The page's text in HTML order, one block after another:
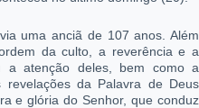
uma anciã de 107 anos. Além
da culto, a reverência e a
a atenção deles, bem como a
da Palavra de Deus
e glória do Senhor, que conduz